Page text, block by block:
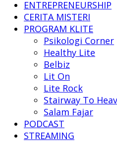
ENTREPRENEURSHIP
CERITA MISTERI
PROGRAM KLITE
Psikologi Corner
Healthy Lite
Belbiz
Lit On
Lite Rock
Stairway To
Salam Fajar
PODCAST
STREAMING